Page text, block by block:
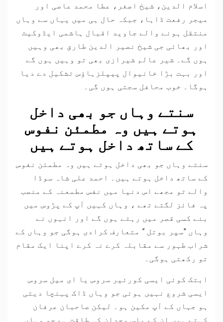
اسلام الدین، شیخ اصغر، عطا محمد عاصی اور
میجر رفعت ڈاہا، جبکہ حال ہی میں یہاں سے وہاں
منتقل ہونے والے جاوید اقبال ہاشمی ایڈوکیٹ
اور بھائی جی شیخ نصیر الدین طارق بھی وہیں
ہوں گے۔ شیر عالم شیرازی بھی تو وہیں ہوں گے
اور بہت بڑا خانیوال پیپلزہاؤس تشکیل دے دیا
ہوگا۔ خوب محافل سجتی ہوں گی۔
سنتے وہاں جو بھی داخل
ہوتے ہیں وہ مطمئن نفوس
کے ساتھ داخل ہوتے ہیں
سنتے وہاں جو بھی داخل ہوتے ہیں وہ مطمئن نفوس
کے ساتھ داخل ہوتے ہیں۔ احمد علی شاہ سوڈا
والے تو مجھے اس دنیا میں نفس مطمعنہ کے منصب
پہ فائز لگتے تھے ، وہاں کہیں آپ کے پڑوس میں
بنے کسی قصر میں رہتے ہوں گے اور انہوں نے
وہاں "سپر بوتل ” متعارف کرادی ہوگی جو وہاں کے
شراب طہور سے مقابلہ کرے نہ کرے اپنا ایک مقام
تو رکھتی ہوگی۔
ابتک کوئی ایسی کورئیر سروس یا ای میل سروس
ایسی شروع نہیں ہوئی جو وہاں ڈاک پہنچا دیتی
ہو جہاں کے آپ مکین ہو۔ لیکن صاحبان عرفان
کہتے ہیں ان کے پاس وجدان کی طاقت ہے جو وہاں